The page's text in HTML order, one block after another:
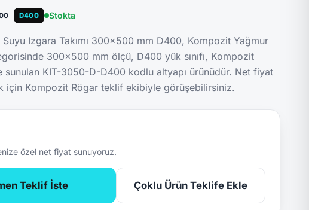
D400 Stokta
Izgara Takımı 300x500 mm D400, Kompozit Yağmur
300x500 mm ölçü, D400 yük sınıfı, Kompozit
sunulan KIT-3050-D-D400 kodlu altyapı ürünüdür. Net fiyat
için Kompozit Rögar teklif ekibiyle görüşebilirsiniz.
özel net fiyat sunuyoruz.
Teklif İste Çoklu Ürün Teklife Ekle